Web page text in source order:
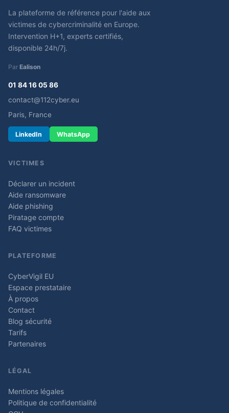
La plateforme de référence pour l'aide aux
victimes de cybercriminalité en Europe.
Intervention H+1, experts certifiés,
disponible 24h/7j.
Par Ealison
01 84 16 05 86
contact@112cyber.eu
Paris, France
LinkedIn WhatsApp
VICTIMES
Déclarer un incident
Aide ransomware
Aide phishing
Piratage compte
FAQ victimes
PLATEFORME
CyberVigil EU
Espace prestataire
À propos
Contact
Blog sécurité
Tarifs
Partenaires
LÉGAL
Mentions légales
Politique de confidentialité